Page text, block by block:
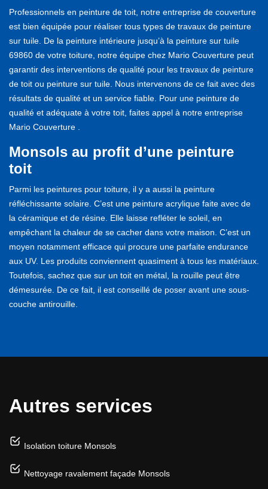
Professionnels en peinture de toit, notre entreprise de couverture
est bien équipée pour réaliser tous types de travaux de peinture
sur tuile. De la peinture intérieure jusqu’à la peinture sur tuile
69860 de votre toiture, notre équipe chez Mario Couverture peut
garantir des interventions de qualité pour les travaux de peinture
de toit ou peinture sur tuile. Nous intervenons de ce fait avec des
résultats de qualité et un service fiable. Pour une peinture de
qualité et adéquate à votre toit, faites appel à notre entreprise
Mario Couverture .
Monsols au profit d’une peinture
toit
Parmi les peintures pour toiture, il y a aussi la peinture
réfléchissante solaire. C’est une peinture acrylique faite avec de
la céramique et de résine. Elle laisse refléter le soleil, en
empêchant la chaleur de se cacher dans votre maison. C’est un
moyen notamment efficace qui procure une parfaite endurance
aux UV. Les produits conviennent quasiment à tous les matériaux.
Toutefois, sachez que sur un toit en métal, la rouille peut être
démesurée. De ce fait, il est conseillé de poser avant une sous-
couche antirouille.
Autres services
Isolation toiture Monsols
Nettoyage ravalement façade Monsols